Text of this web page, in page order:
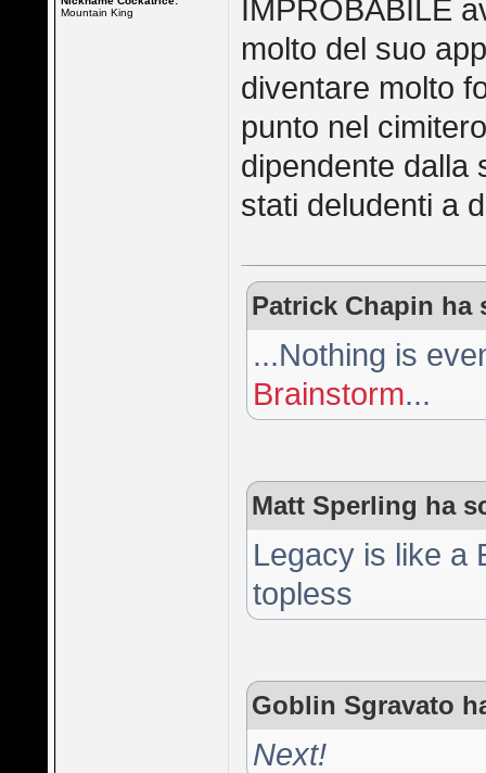
Mountain King
IMPROBABILE
molto del suo
diventare molto
punto nel
dipendente dalla
stati deludenti a
Patrick Chapin ha
...Nothing is
Brainstorm...
Matt Sperling ha
Legacy is like a
topless
Goblin Sgravato
Next!